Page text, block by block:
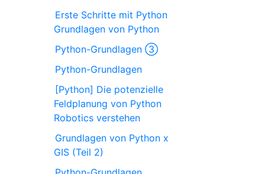
Erste Schritte mit Python
Grundlagen von Python
Python-Grundlagen ③
Python-Grundlagen
[Python] Die potenzielle
Feldplanung von Python
Robotics verstehen
Grundlagen von Python x
GIS (Teil 2)